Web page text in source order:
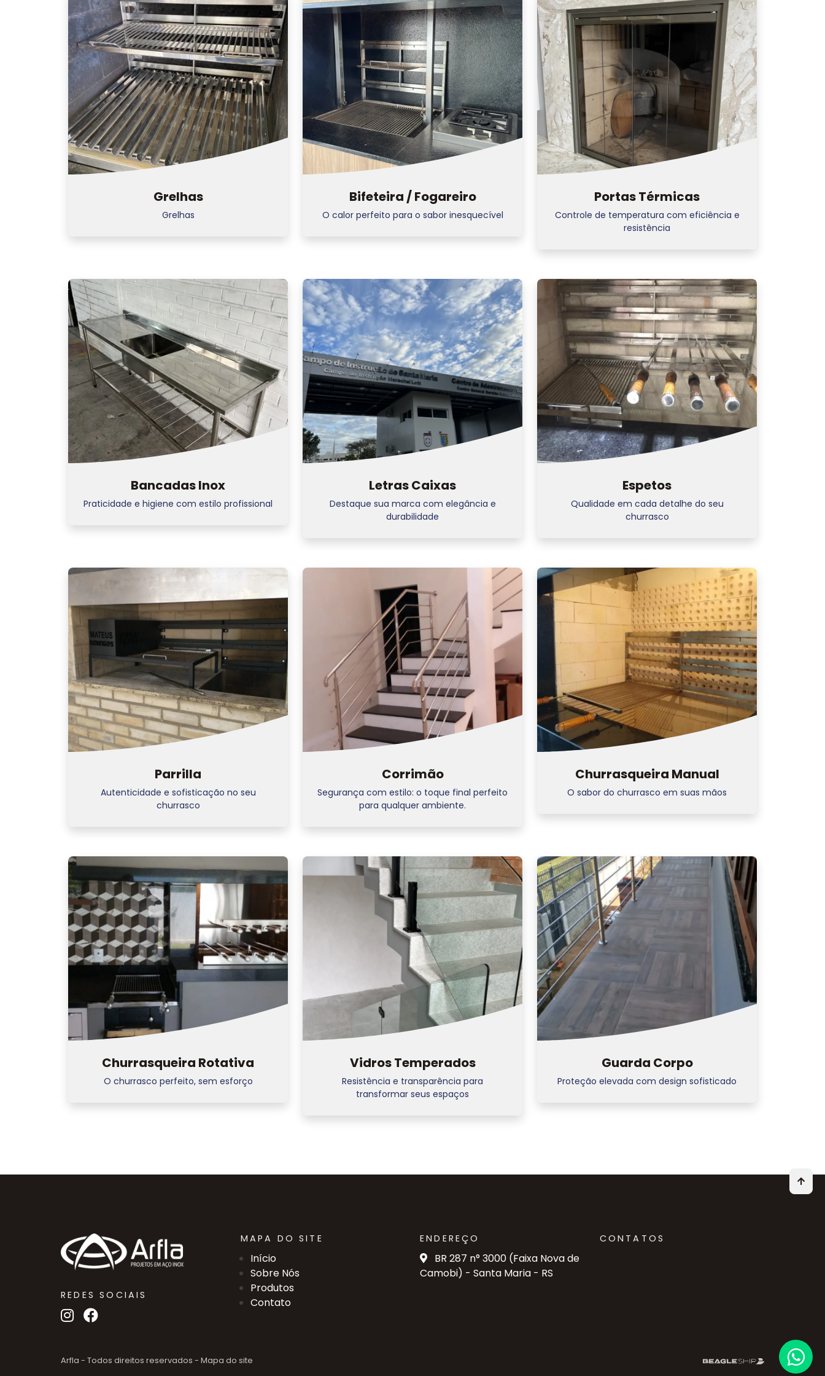
Grelhas
Grelhas
Bifeteira / Fogareiro
O calor perfeito para o sabor inesquecível
Portas Térmicas
Controle de temperatura com eficiência e
resistência
Bancadas Inox
Praticidade e higiene com estilo profissional
Letras Caixas
Destaque sua marca com elegância e
durabilidade
Espetos
Qualidade em cada detalhe do seu
churrasco
Parrilla
Autenticidade e sofisticação no seu
churrasco
Corrimão
Segurança com estilo: o toque final perfeito
para qualquer ambiente.
Churrasqueira Manual
O sabor do churrasco em suas mãos
Churrasqueira Rotativa
O churrasco perfeito, sem esforço
Vidros Temperados
Resistência e transparência para
transformar seus espaços
Guarda Corpo
Proteção elevada com design sofisticado
REDES SOCIAIS
MAPA DO SITE
Início
Sobre Nós
Produtos
Contato
ENDEREÇO
BR 287 n° 3000 (Faixa Nova de
Camobi) - Santa Maria - RS
CONTATOS
Arfla - Todos direitos reservados - Mapa do site